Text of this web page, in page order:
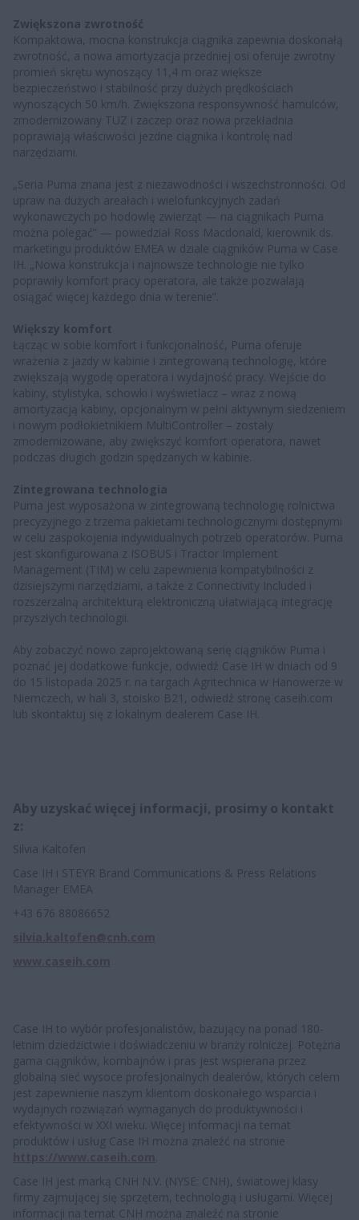
Zwiększona zwrotność
Kompaktowa, mocna konstrukcja ciągnika zapewnia doskonałą
zwrotność, a nowa amortyzacja przedniej osi oferuje zwrotny
promień skrętu wynoszący 11,4 m oraz większe
bezpieczeństwo i stabilność przy dużych prędkościach
wynoszących 50 km/h. Zwiększona responsywność hamulców,
zmodernizowany TUZ i zaczep oraz nowa przekładnia
poprawiają właściwości jezdne ciągnika i kontrolę nad
narzędziami.
„Seria Puma znana jest z niezawodności i wszechstronności. Od
upraw na dużych areałach i wielofunkcyjnych zadań
wykonawczych po hodowlę zwierząt — na ciągnikach Puma
można polegać” — powiedział Ross Macdonald, kierownik ds.
marketingu produktów EMEA w dziale ciągników Puma w Case
IH. „Nowa konstrukcja i najnowsze technologie nie tylko
poprawiły komfort pracy operatora, ale także pozwalają
osiągać więcej każdego dnia w terenie”.
Większy komfort
Łącząc w sobie komfort i funkcjonalność, Puma oferuje
wrażenia z jazdy w kabinie i zintegrowaną technologię, które
zwiększają wygodę operatora i wydajność pracy. Wejście do
kabiny, stylistyka, schowki i wyświetlacz – wraz z nową
amortyzacją kabiny, opcjonalnym w pełni aktywnym siedzeniem
i nowym podłokietnikiem MultiController – zostały
zmodernizowane, aby zwiększyć komfort operatora, nawet
podczas długich godzin spędzanych w kabinie.
Zintegrowana technologia
Puma jest wyposażona w zintegrowaną technologię rolnictwa
precyzyjnego z trzema pakietami technologicznymi dostępnymi
w celu zaspokojenia indywidualnych potrzeb operatorów. Puma
jest skonfigurowana z ISOBUS i Tractor Implement
Management (TIM) w celu zapewnienia kompatybilności z
dzisiejszymi narzędziami, a także z Connectivity Included i
rozszerzalną architekturą elektroniczną ułatwiającą integrację
przyszłych technologii.
Aby zobaczyć nowo zaprojektowaną serię ciągników Puma i
poznać jej dodatkowe funkcje, odwiedź Case IH w dniach od 9
do 15 listopada 2025 r. na targach Agritechnica w Hanowerze w
Niemczech, w hali 3, stoisko B21, odwiedź stronę caseih.com
lub skontaktuj się z lokalnym dealerem Case IH.
Aby uzyskać więcej informacji, prosimy o kontakt
z:
Silvia Kaltofen
Case IH i STEYR Brand Communications & Press Relations
Manager EMEA
+43 676 88086652
Case IH to wybór profesjonalistów, bazujący na ponad 180-
letnim dziedzictwie i doświadczeniu w branży rolniczej. Potężna
gama ciągników, kombajnów i pras jest wspierana przez
globalną sieć wysoce profesjonalnych dealerów, których celem
jest zapewnienie naszym klientom doskonałego wsparcia i
wydajnych rozwiązań wymaganych do produktywności i
efektywności w XXI wieku. Więcej informacji na temat
produktów i usług Case IH można znaleźć na stronie
Case IH jest marką CNH N.V. (NYSE: CNH), światowej klasy
firmy zajmującej się sprzętem, technologią i usługami. Więcej
informacji na temat CNH można znaleźć na stronie